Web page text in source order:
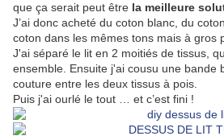
que ça serait peut être la meilleure
J’ai donc acheté du coton blanc, du
coton dans les mêmes tons mais à gros
J'ai séparé le lit en 2 moitiés de tissus,
ensemble. Ensuite j'ai cousu une bande
couture entre les deux tissus à pois.
Puis j'ai ourlé le tout … et c’est fini !